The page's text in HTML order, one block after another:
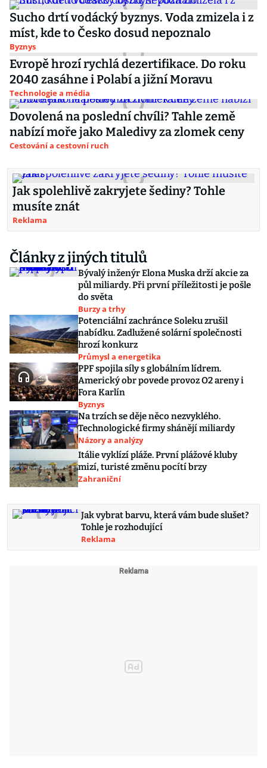
Sucho drtí vodácký byznys. Voda zmizela i z
míst, kde to Česko dosud nepoznalo
Byznys
Evropě hrozí rychlá dezertifikace. Do roku
2040 zasáhne i Polabí a jižní Moravu
Technologie a média
Dovolená na poslední chvíli? Tahle země
nabízí moře jako Maledivy za zlomek ceny
Cestování a cestovní ruch
Jak spolehlivě zakryjete šediny? Tohle
musíte znát
Reklama
Články z jiných titulů
Bývalý inženýr Elona Muska drží akcie za
půl miliardy. Při první příležitosti je pošle
do světa
Burzy a trhy
Potenciální zachránce Soleku zrušil
nabídku. Zadlužené solární společnosti
hrozí konkurz
Průmysl a energetika
PPF spojila síly s globálním lídrem.
Americký obr povede provoz O2 areny i
Fora Karlín
Byznys
Na trzích se děje něco nezvyklého.
Technologické firmy shánějí miliardy
Názory a analýzy
Itálie vyklízí pláže. První plážové kluby
mizí, turisté změnu pocítí brzy
Zahraniční
Jak vybrat barvu, která vám bude slušet?
Tohle je rozhodující
Reklama